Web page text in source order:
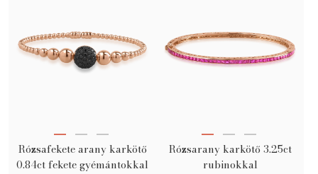
Rózsafekete arany karkötő
0.84ct fekete gyémántokkal
Rózsarany karkötő 3.25ct
rubinokkal